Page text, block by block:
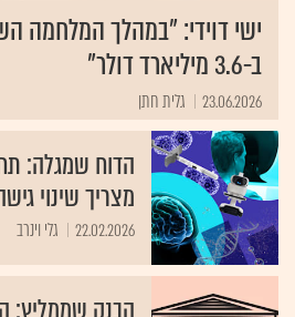
ישי דוידי: "במהלך המלחמה
ב-3.6 מיליארד דולר"
23.06.2026 גלית חתן
הדוח שמגלה:
מצריך שינוי
22.02.2026 גלי וינרב